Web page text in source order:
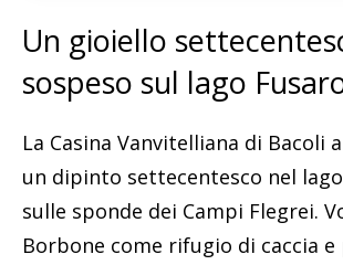
Un gioiello
sospeso sul lago
La Casina Vanvitelliana di Bacoli
un dipinto settecentesco nel
sulle sponde dei Campi Flegrei.
Borbone come rifugio di caccia e